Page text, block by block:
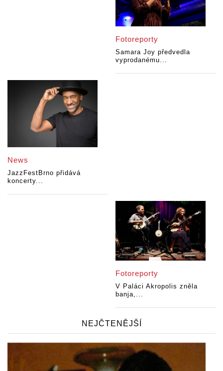
Fotoreporty
Samara Joy předvedla
vyprodanému...
News
JazzFestBrno přidává
koncerty...
Fotoreporty
V Paláci Akropolis zněla
banja,...
NEJČTENĚJŠÍ